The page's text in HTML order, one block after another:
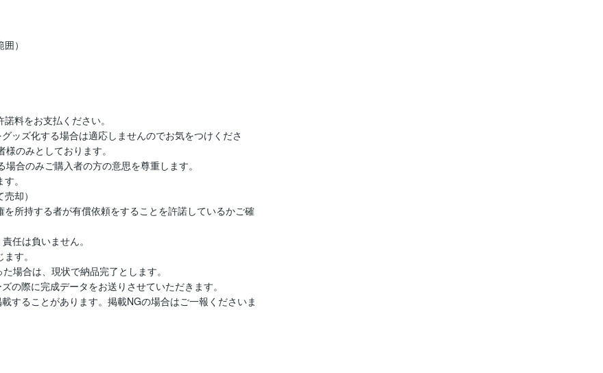
）
料をお支払ください。
ッズ化する場合は適応しませんのでお気をつけくださ
のみとしております。
合のみご購入者の方の意思を尊重します。
。
却）
所持する者が有償依頼をすることを許諾しているかご確
任は負いません。
す。
場合は、現状で納品完了とします。
の際に完成データをお送りさせていただきます。
することがあります。掲載NGの場合はご一報くださいま